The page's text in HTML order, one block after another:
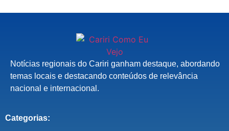
Notícias regionais do Cariri ganham destaque, abordando
temas locais e destacando conteúdos de relevância
nacional e internacional.
Categorias: